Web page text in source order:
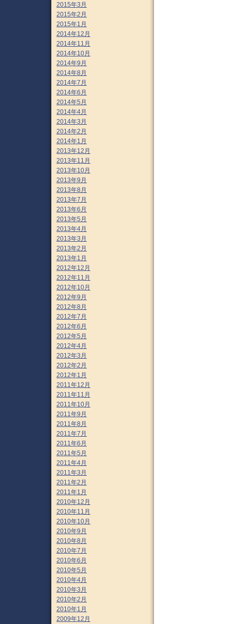
2015年3月
2015年2月
2015年1月
2014年12月
2014年11月
2014年10月
2014年9月
2014年8月
2014年7月
2014年6月
2014年5月
2014年4月
2014年3月
2014年2月
2014年1月
2013年12月
2013年11月
2013年10月
2013年9月
2013年8月
2013年7月
2013年6月
2013年5月
2013年4月
2013年3月
2013年2月
2013年1月
2012年12月
2012年11月
2012年10月
2012年9月
2012年8月
2012年7月
2012年6月
2012年5月
2012年4月
2012年3月
2012年2月
2012年1月
2011年12月
2011年11月
2011年10月
2011年9月
2011年8月
2011年7月
2011年6月
2011年5月
2011年4月
2011年3月
2011年2月
2011年1月
2010年12月
2010年11月
2010年10月
2010年9月
2010年8月
2010年7月
2010年6月
2010年5月
2010年4月
2010年3月
2010年2月
2010年1月
2009年12月